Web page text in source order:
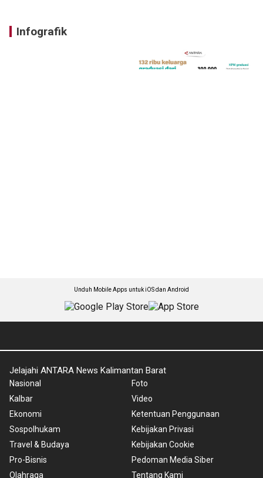
Infografik
Unduh Mobile Apps untuk iOS dan Android
Jelajahi ANTARA News Kalimantan Barat
Nasional
Kalbar
Ekonomi
Sospolhukam
Travel & Budaya
Pro-Bisnis
Olahraga
Foto
Video
Ketentuan Penggunaan
Kebijakan Privasi
Kebijakan Cookie
Pedoman Media Siber
Tentang Kami